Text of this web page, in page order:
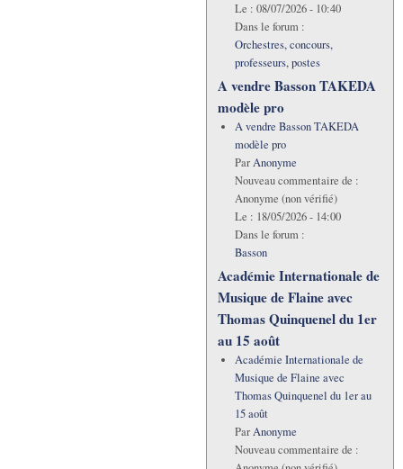
Le : 08/07/2026 - 10:40
Dans le forum :
Orchestres, concours,
professeurs, postes
A vendre Basson TAKEDA
modèle pro
A vendre Basson TAKEDA
modèle pro
ParAnonyme
Nouveau commentaire de :
Anonyme (non vérifié)
Le : 18/05/2026 - 14:00
Dans le forum :
Basson
Académie Internationale de
Musique de Flaine avec
Thomas Quinquenel du 1er
au 15 août
Académie Internationale de
Musique de Flaine avec
Thomas Quinquenel du 1er au
15 août
ParAnonyme
Nouveau commentaire de :